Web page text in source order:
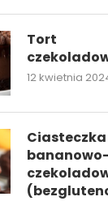
Tort
12 kwietnia
Ciasteczka
bananowo-